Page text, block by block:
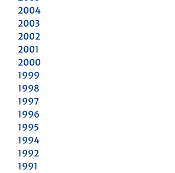
2004
2003
2002
2001
2000
1999
1998
1997
1996
1995
1994
1992
1991